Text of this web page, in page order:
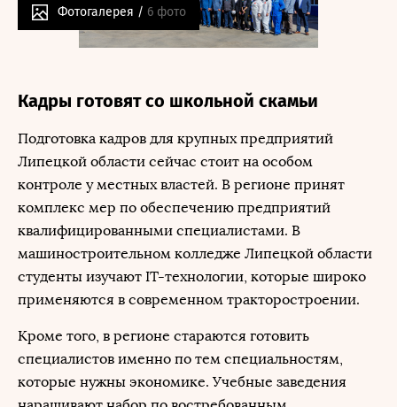
Фотогалерея / 6 фото
Кадры готовят со школьной скамьи
Подготовка кадров для крупных предприятий
Липецкой области сейчас стоит на особом
контроле у местных властей. В регионе принят
комплекс мер по обеспечению предприятий
квалифицированными специалистами. В
машиностроительном колледже Липецкой области
студенты изучают IT-технологии, которые широко
применяются в современном тракторостроении.
Кроме того, в регионе стараются готовить
специалистов именно по тем специальностям,
которые нужны экономике. Учебные заведения